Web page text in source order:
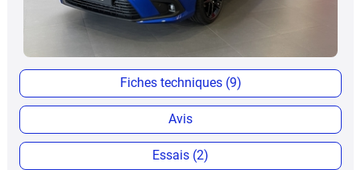
Fiches techniques (9)
Avis
Essais (2)